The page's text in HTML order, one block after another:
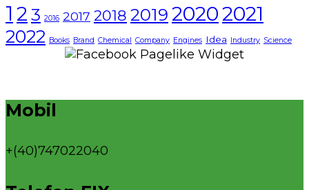
1 2 3 2016 2017 2018 2019 20202021
2022 Books Brand Chemical Company Engines Idea Industry Science
Mobil
+(40)747022040